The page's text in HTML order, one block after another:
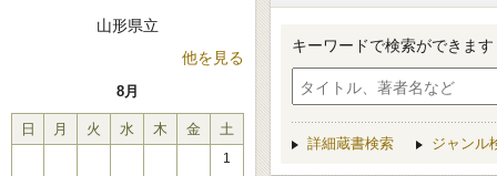
山形県立
他を見る
8月
日 月 火 水 木 金 土
1
キーワードで検索ができます
詳細蔵書検索 ジャンル